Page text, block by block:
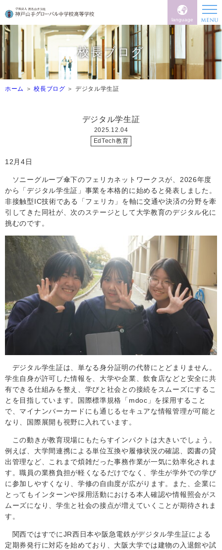
language
校長ブログ
ホーム 校長ブログ デジタル学生証
デジタル学生証
2025.12.04
EdTech教育
12月4日
ソニーグループ傘下のフェリカネットワークスが、 2026年度
から「デジタル学生証」事業を本格的に始めると発表しました。
非接触型IC技術である「フェリカ」を軸に交通や決済の分野を牽
引してきた同社が、次のステージとして大学教育のデジタル化に
挑むのです。
デジタル学生証は、単なる身分証明の代替にとどまりません。
学生自身が許可した情報を、大学や企業、飲食店などと安全に共
有できる仕組みを整え、学びと社会との接続をスムーズにするこ
とを目指しています。国際標準規格「 mdoc 」を採用すること
で、マイナンバーカードにも通じるセキュアな情報管理が可能と
なり、国際展開も視野に入れています。
この動きが教育現場にもたらすインパクトは大きいでしょう。
例えば、大学間連携による単位互換や履修状況の確認、図書の貸
出管理など、これまで煩雑だった事務作業が一気に効率化されま
す。職員の業務負担が軽くなるだけでなく、学生が学外での学び
に参加しやすくなり、学修の自由度が広がります。また、企業に
とってもインターンや採用活動における本人確認や情報照会がス
ムーズになり、学生と社会の接点が増えていくことが期待されま
す。
関西ではすでにJR西日本や阪急電鉄がデジタル学生証による
定期券発行に対応を始めており、大阪大学では建物の入退館や試